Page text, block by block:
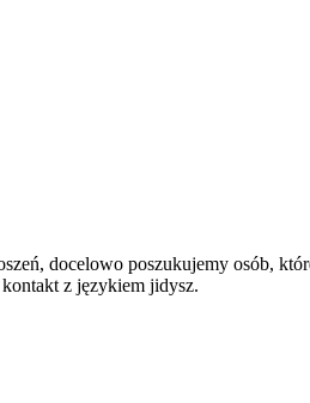
docelowo poszukujemy osób,
z językiem jidysz.